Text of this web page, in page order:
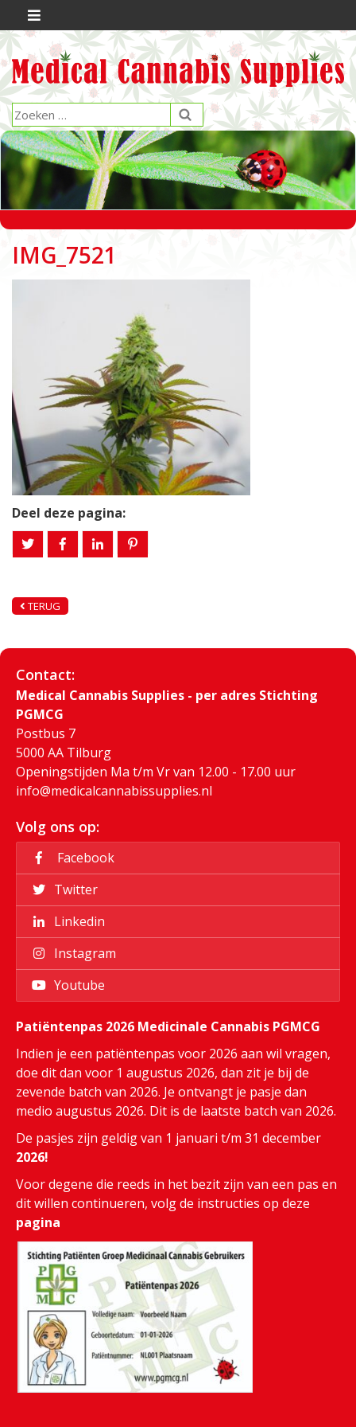
IMG_7521
Deel deze pagina:
TERUG
Contact:
Medical Cannabis Supplies - per adres Stichting
PGMCG
Postbus 7
5000 AA Tilburg
Openingstijden Ma t/m Vr van 12.00 - 17.00 uur
info@medicalcannabissupplies.nl
Volg ons op:
Facebook
Twitter
Linkedin
Instagram
Youtube
Patiëntenpas 2026 Medicinale Cannabis PGMCG
Indien je een patiëntenpas voor 2026 aan wil vragen,
doe dit dan voor 1 augustus 2026, dan zit je bij de
zevende batch van 2026. Je ontvangt je pasje dan
medio augustus 2026. Dit is de laatste batch van 2026.
De pasjes zijn geldig van 1 januari t/m 31 december
2026!
Voor degene die reeds in het bezit zijn van een pas en
dit willen continueren, volg de instructies op deze
pagina